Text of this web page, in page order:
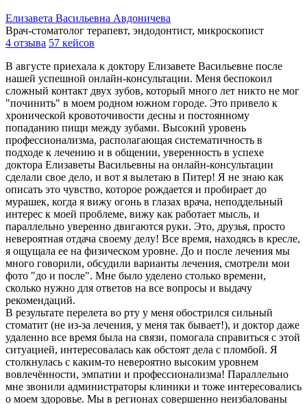
Елизавета Васильевна Авдоничева
Врач-стоматолог терапевт, эндодонтист, микроскопист
4 отзыва 57 кейсов
В августе приехала к доктору Елизавете Васильевне после
нашей успешной онлайн-консультации. Меня беспокоил
сложный контакт двух зубов, который много лет никто не мог
"починить" в моем родном южном городе. Это привело к
хронической кровоточивости десны и постоянному
попаданию пищи между зубами. Высокий уровень
профессионализма, располагающая систематичность в
подходе к лечению и в общении, уверенность в успехе
доктора Елизаветы Васильевны на онлайн-консультации
сделали свое дело, и вот я вылетаю в Питер! Я не знаю как
описать это чувство, которое рождается и пробирает до
мурашек, когда я вижу огонь в глазах врача, неподдельный
интерес к моей проблеме, вижу как работает мысль, и
параллельно уверенно двигаются руки. Это, друзья, просто
невероятная отдача своему делу! Все время, находясь в кресле,
я ощущала ее на физическом уровне. До и после лечения мы
много говорили, обсудили варианты лечения, смотрели мои
фото "до и после". Мне было уделено столько времени,
сколько нужно для ответов на все вопросы и выдачу
рекомендаций.
В результате перелета во рту у меня обострился сильный
стоматит (не из-за лечения, у меня так бывает!), и доктор даже
удаленно все время была на связи, помогала справиться с этой
ситуацией, интересовалась как обстоят дела с пломбой. Я
столкнулась с каким-то невероятно высоким уровнем
вовлечённости, эмпатии и профессионализма! Параллельно
мне звонили администраторы клиники и тоже интересовались
о моем здоровье. Мы в регионах совершенно неизбалованы